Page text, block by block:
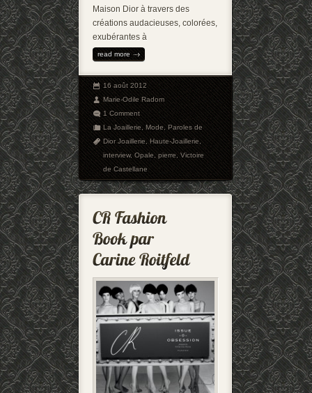
Maison Dior à travers des
créations audacieuses, colorées,
exubérantes à
read more
16 août 2012
Marie-Odile Radom
1 Comment
La Joaillerie,Mode,Paroles de
Dior Joaillerie,Haute-Joaillerie,
interview,Opale,pierre,Victoire
de Castellane